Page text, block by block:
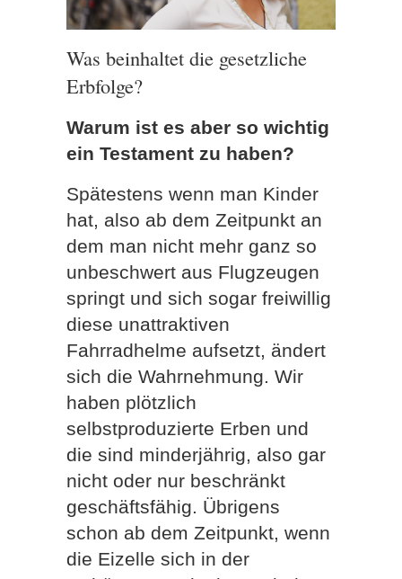
Was beinhaltet die gesetzliche
Erbfolge?
Warum ist es aber so wichtig
ein Testament zu haben?
Spätestens wenn man Kinder
hat, also ab dem Zeitpunkt an
dem man nicht mehr ganz so
unbeschwert aus Flugzeugen
springt und sich sogar freiwillig
diese unattraktiven
Fahrradhelme aufsetzt, ändert
sich die Wahrnehmung. Wir
haben plötzlich
selbstproduzierte Erben und
die sind minderjährig, also gar
nicht oder nur beschränkt
geschäftsfähig. Übrigens
schon ab dem Zeitpunkt, wenn
die Eizelle sich in der